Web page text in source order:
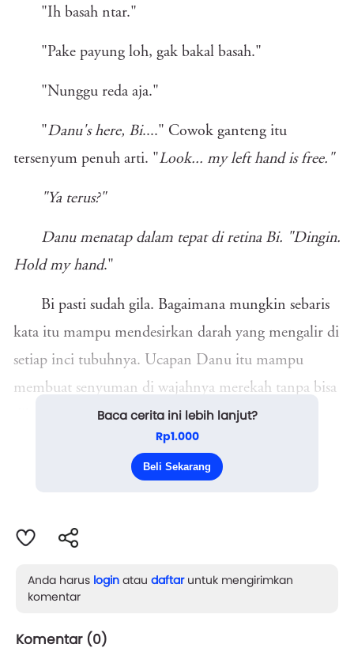
"Ih basah ntar."
"Pake payung loh, gak bakal basah."
"Nunggu reda aja."
"Danu's here, Bi...." Cowok ganteng itu
tersenyum penuh arti. "Look... my left hand is free."
"Ya terus?"
Danu menatap dalam tepat di retina Bi. "Dingin.
Hold my hand."
Bi pasti sudah gila. Bagaimana mungkin sebaris
kata itu mampu mendesirkan darah yang mengalir di
setiap inci tubuhnya. Ucapan Danu itu mampu
membuat senyuman di wajahnya merekah tanpa bisa
dibendung seperti mercon yang meledak seketika.
Bi langsung meninju uluran tangan Danu di
Baca cerita ini lebih lanjut?
Rp1.000
Beli Sekarang
Anda harus login atau daftaruntuk mengirimkan
komentar
Komentar (0)